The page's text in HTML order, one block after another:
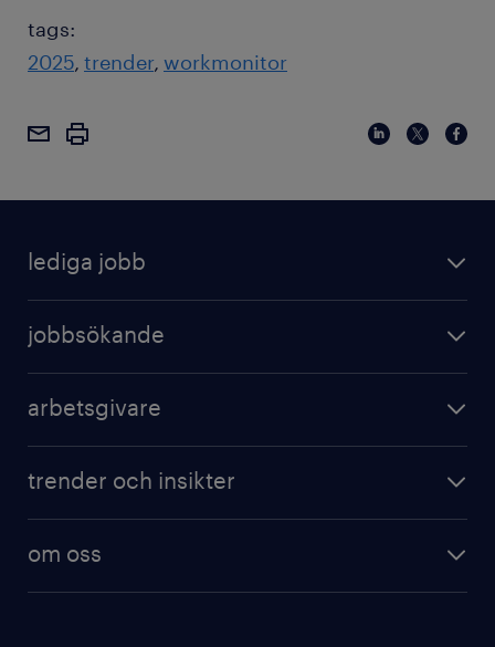
tags:
2025 trender workmonitor
lediga jobb
jobbsökande
arbetsgivare
trender och insikter
om oss